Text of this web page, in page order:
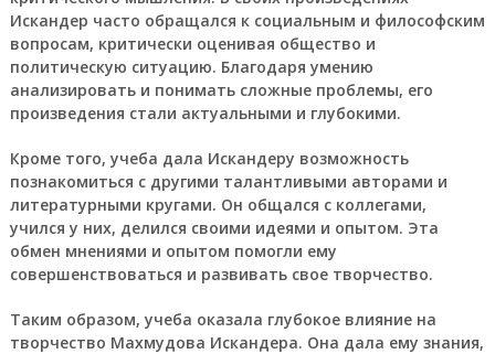
Искандер часто обращался к социальным и философским
вопросам, критически оценивая общество и
политическую ситуацию. Благодаря умению
анализировать и понимать сложные проблемы, его
произведения стали актуальными и глубокими.
Кроме того, учеба дала Искандеру возможность
познакомиться с другими талантливыми авторами и
литературными кругами. Он общался с коллегами,
учился у них, делился своими идеями и опытом. Эта
обмен мнениями и опытом помогли ему
совершенствоваться и развивать свое творчество.
Таким образом, учеба оказала глубокое влияние на
творчество Махмудова Искандера. Она дала ему знания,